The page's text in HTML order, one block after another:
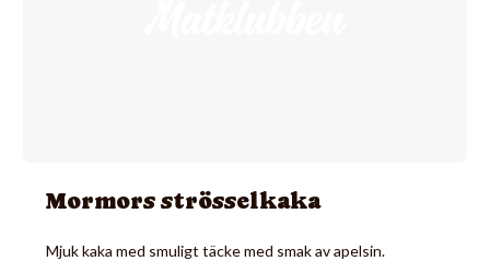
Mormors strösselkaka
Mjuk kaka med smuligt täcke med smak av apelsin.